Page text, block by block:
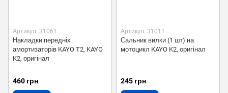
Артикул: 31061
Накладки передніх
амортизаторів KAYO T2, KAYO
K2, оригінал
460 грн
Артикул: 31011
Сальник вилки (1 шт) на
мотоцикл KAYO K2, оригінал
245 грн